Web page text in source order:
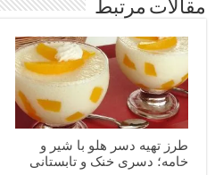
مقالات مرتبط
طرز تهیه دسر هلو با شیر و
خامه؛ دسری خنک و تابستانی